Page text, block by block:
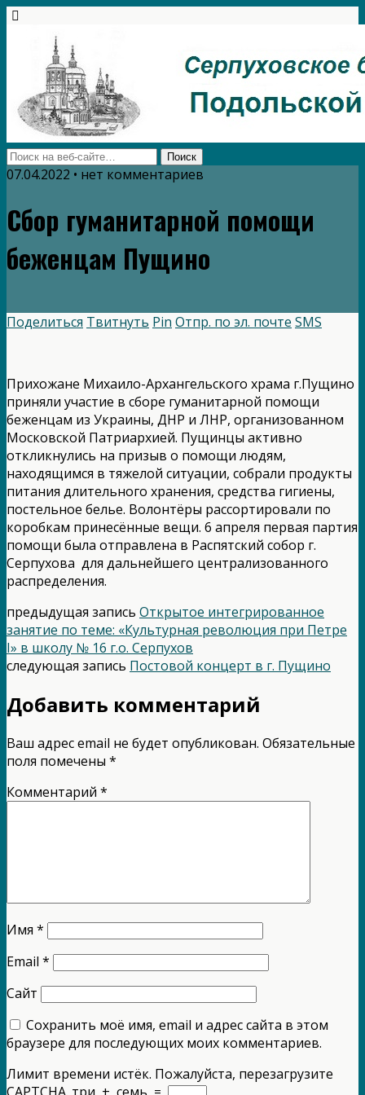
07.04.2022 • нет комментариев
Сбор гуманитарной помощи
беженцам Пущино
Поделиться Твитнуть Pin Отпр. по эл. почте SMS
Прихожане Михаило-Архангельского храма г.Пущино
приняли участие в сборе гуманитарной помощи
беженцам из Украины, ДНР и ЛНР, организованном
Московской Патриархией. Пущинцы активно
откликнулись на призыв о помощи людям,
находящимся в тяжелой ситуации, собрали продукты
питания длительного хранения, средства гигиены,
постельное белье. Волонтёры рассортировали по
коробкам принесённые вещи. 6 апреля первая партия
помощи была отправлена в Распятский собор г.
Серпухова для дальнейшего централизованного
распределения.
предыдущая запись Открытое интегрированное
занятие по теме: «Культурная революция при Петре
I» в школу № 16 г.о. Серпухов
следующая запись Постовой концерт в г. Пущино
Добавить комментарий
Ваш адрес email не будет опубликован. Обязательные
поля помечены *
Комментарий *
Имя *
Email *
Сайт
Сохранить моё имя, email и адрес сайта в этом
браузере для последующих моих комментариев.
Лимит времени истёк. Пожалуйста, перезагрузите